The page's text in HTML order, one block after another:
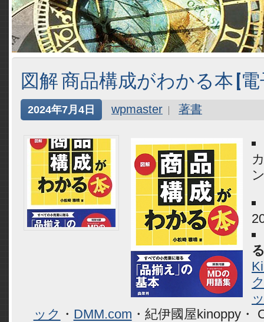
図解 商品構成がわかる本 [
2024年7月4日 wpmaster 著書
ック ・ DMM.com ・紀伊國屋kinoppy・